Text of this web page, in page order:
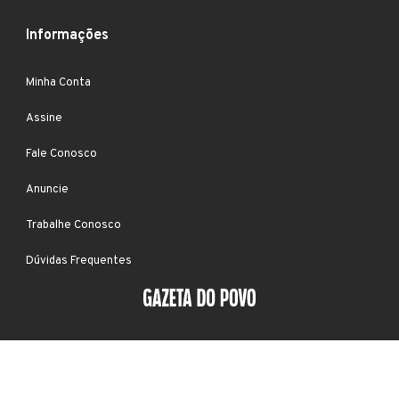
Informações
Minha Conta
Assine
Fale Conosco
Anuncie
Trabalhe Conosco
Dúvidas Frequentes